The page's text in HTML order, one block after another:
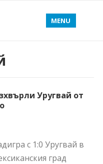
MENU
Уругвай от
с 1:0 Уругвай в
град